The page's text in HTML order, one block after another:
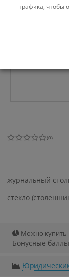
(0)
журнальный
стекло
Можно купить
Бонусные
трафика, чтобы